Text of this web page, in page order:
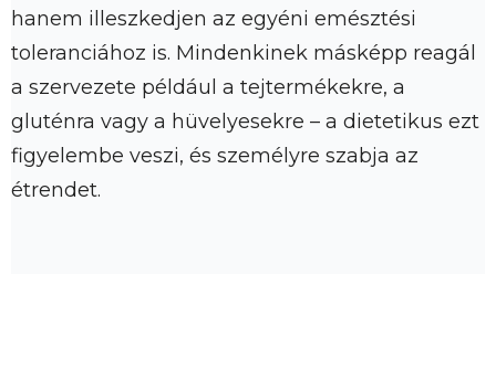
hanem illeszkedjen az egyéni emésztési
toleranciához is. Mindenkinek másképp reagál
a szervezete például a tejtermékekre, a
gluténra vagy a hüvelyesekre – a dietetikus ezt
figyelembe veszi, és személyre szabja az
étrendet.